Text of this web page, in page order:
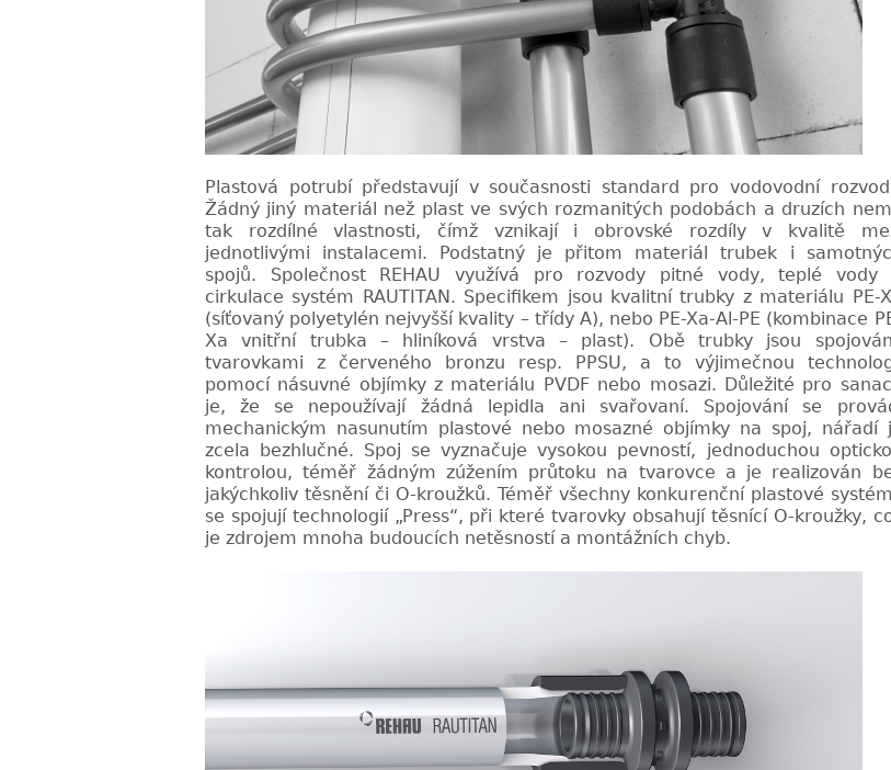
Plastová potrubí představují v současnosti standard pro vodovodní
Žádný jiný materiál než plast ve svých rozmanitých podobách a druzích
tak rozdílné vlastnosti, čímž vznikají i obrovské rozdíly v kvalitě
jednotlivými instalacemi. Podstatný je přitom materiál trubek i
spojů. Společnost REHAU využívá pro rozvody pitné vody, teplé vody
cirkulace systém RAUTITAN. Specifikem jsou kvalitní trubky z materiálu PE-
(síťovaný polyetylén nejvyšší kvality – třídy A), nebo PE-Xa-Al-PE (kombinace
Xa vnitřní trubka – hliníková vrstva – plast). Obě trubky jsou
tvarovkami z červeného bronzu resp. PPSU, a to výjimečnou
pomocí násuvné objímky z materiálu PVDF nebo mosazi. Důležité pro
je, že se nepoužívají žádná lepidla ani svařovaní. Spojování se
mechanickým nasunutím plastové nebo mosazné objímky na spoj, nářadí
zcela bezhlučné. Spoj se vyznačuje vysokou pevností, jednoduchou
kontrolou, téměř žádným zúžením průtoku na tvarovce a je realizován
jakýchkoliv těsnění či O-kroužků. Téměř všechny konkurenční plastové
se spojují technologií „Press“, při kterétvarovky obsahují těsnící O-kroužky,
je zdrojem mnoha budoucích netěsností a montážních chyb.